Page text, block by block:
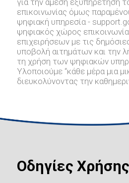
επικοινωνίας όμως
ψηφιακή υπηρεσία -
ψηφιακός χώρος
επιχειρήσεων με τις
υποβολή αιτημάτων και την
τη χρήση των ψηφιακών
Υλοποιούμε “κάθε μέρα μια
διευκολύνοντας την
Οδηγίες Χρήσης